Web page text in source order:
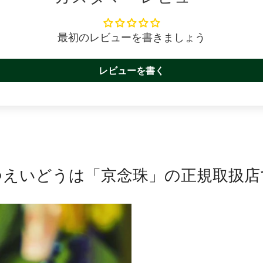
最初のレビューを書きましょう
レビューを書く
いどうは「京念珠」の正規取扱